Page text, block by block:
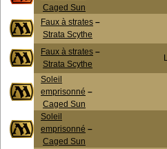
Caged Sun
Faux à strates –
Strata Scythe
Faux à strates –
Strata Scythe
Soleil
emprisonné –
Caged Sun
Soleil
emprisonné –
Caged Sun